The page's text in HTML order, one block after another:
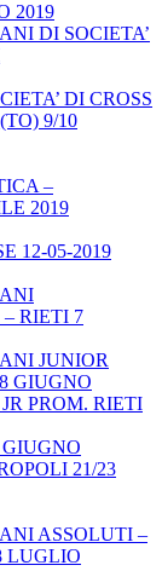
2019
DI SOCIETA’
DI CROSS
9/10
–
2019
12-05-2019
– RIETI 7
JUNIOR
GIUGNO
PROM. RIETI
21/23
ASSOLUTI –
LUGLIO